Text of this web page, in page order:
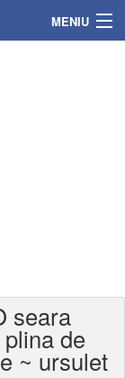
MENIU
seara
de
~ ursulet